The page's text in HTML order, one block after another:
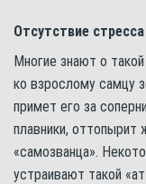
Отсутствие стресса
Многие знают о
ко взрослому самцу
примет его за
плавники, оттопырит
«самозванца».
устраивают такой